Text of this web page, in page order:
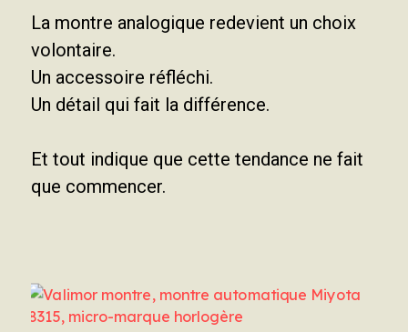
La montre analogique redevient un choix
volontaire.
Un accessoire réfléchi.
Un détail qui fait la différence.
Et tout indique que cette tendance ne fait
que commencer.